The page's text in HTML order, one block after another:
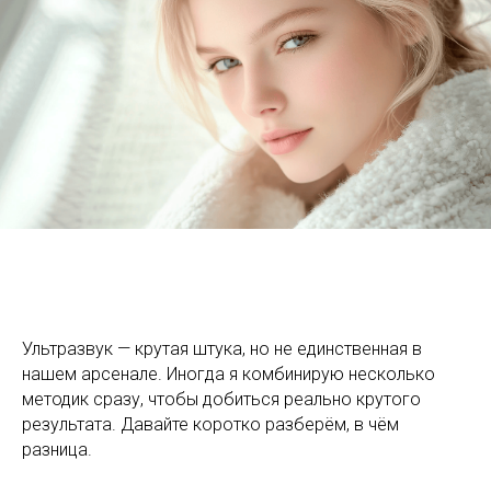
Ультразвук — крутая штука, но не единственная в
нашем арсенале. Иногда я комбинирую несколько
методик сразу, чтобы добиться реально крутого
результата. Давайте коротко разберём, в чём
разница.